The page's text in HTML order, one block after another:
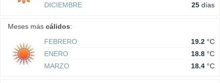
DICIEMBRE
25 días
Meses más cálidos:
FEBRERO
19.2 °C
ENERO
18.8 °C
MARZO
18.4 °C